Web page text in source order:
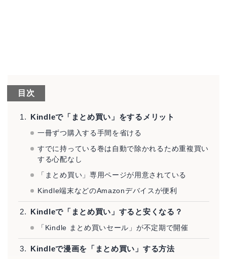
目次
Kindleで「まとめ買い」をするメリット
一冊ずつ購入する手間を省ける
すでに持っている巻は自動で除かれるため重複買い
する心配なし
「まとめ買い」専用ページが用意されている
Kindle端末などのAmazonデバイスが便利
Kindleで「まとめ買い」すると安くなる？
「Kindle まとめ買いセール」が不定期で開催
Kindleで漫画を「まとめ買い」する方法